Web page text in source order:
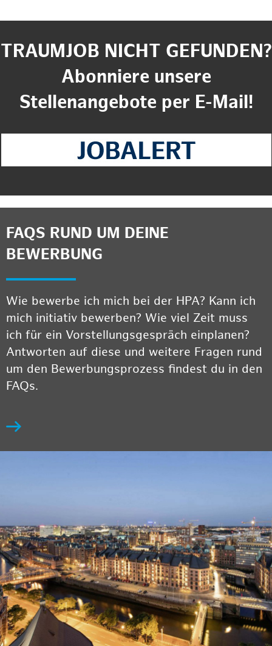
TRAUMJOB NICHT GEFUNDEN?
Abonniere unsere
Stellenangebote per E-Mail!
FAQS RUND UM DEINE
BEWERBUNG
Wie bewerbe ich mich bei der HPA? Kann ich
mich initiativ bewerben? Wie viel Zeit muss
ich für ein Vorstellungsgespräch einplanen?
Antworten auf diese und weitere Fragen rund
um den Bewerbungsprozess findest du in den
FAQs.